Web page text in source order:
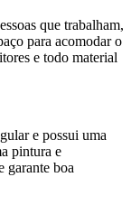
que trabalham,
para acomodar o
e todo material
e possui uma
pintura e
garante boa